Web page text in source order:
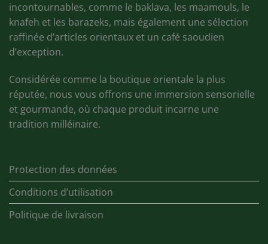
incontournables, comme le baklava, les maamouls, le
knafeh et les barazeks, mais également une sélection
raffinée d’articles orientaux et un café saoudien
d’exception.
Considérée comme la boutique orientale la plus
réputée, nous vous offrons une immersion sensorielle
et gourmande, où chaque produit incarne une
tradition milléinaire.
Protection des données
Conditions d’utilisation
Politique de livraison